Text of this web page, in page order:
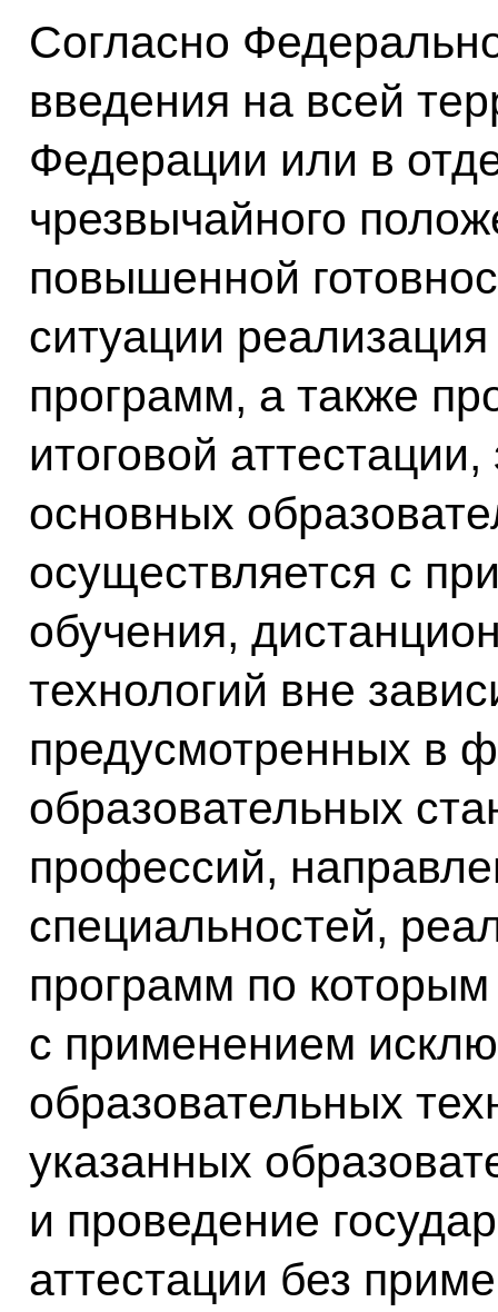
Согласно
введения на всей
Федерации или в
чрезвычайного
повышенной
ситуации
программ, а также
итоговой
основных
осуществляется с
обучения,
технологий вне
предусмотренных в
образовательных
профессий,
специальностей,
программ по которым
с применением
образовательных
указанных
и проведение
аттестации без